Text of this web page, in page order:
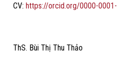
CV:https://orcid.org/0000-
ThS. Bùi Thị Thu Thảo